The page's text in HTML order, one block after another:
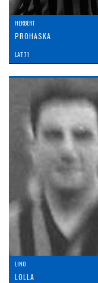
HERBERT
PROHASKA
LAT: 71
LINO
LOLLA